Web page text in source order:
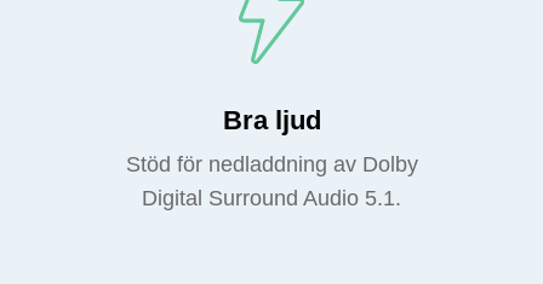
Bra ljud
Stöd för nedladdning av Dolby
Digital Surround Audio 5.1.